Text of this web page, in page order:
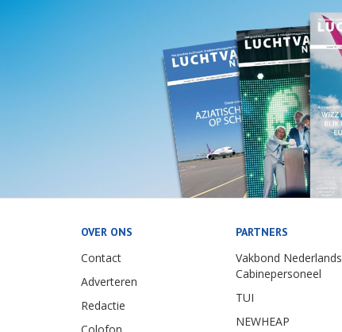
OVER ONS
Contact
Adverteren
Redactie
PARTNERS
Vakbond Nederlands
Cabinepersoneel
TUI
NEWHEAP